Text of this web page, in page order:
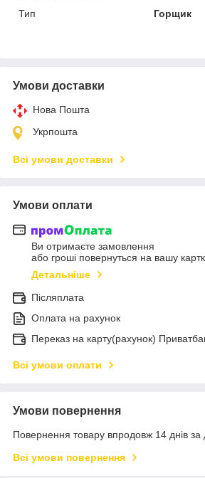
Тип
Горщик
Умови доставки
Нова Пошта
Укрпошта
Всі умови доставки
Умови оплати
Ви отримаєте замовлення
або гроші повернуться на вашу
Детальніше
Післяплата
Оплата на рахунок
Переказ на карту(рахунок)
Всі умови оплати
Умови повернення
Повернення товару впродовж 14 днів за
Всі умови повернення